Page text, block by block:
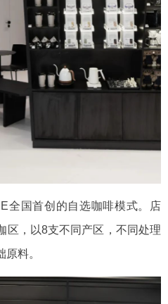
全国首创的自选咖啡模式。店
区 ，以8支不同产区，不同处理
原料。